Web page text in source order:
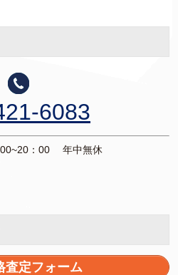
6083
：00 年中無休
査定フォーム